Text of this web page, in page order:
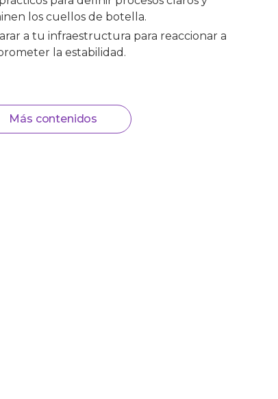
los cuellos de botella.
a tu infraestructura para reaccionar a
la estabilidad.
Más contenidos